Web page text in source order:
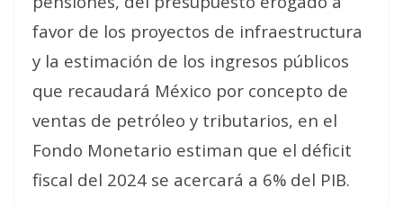
favor de los proyectos de infraestructura
y la estimación de los ingresos públicos
que recaudará México por concepto de
ventas de petróleo y tributarios, en el
Fondo Monetario estiman que el déficit
fiscal del 2024 se acercará a 6% del PIB.